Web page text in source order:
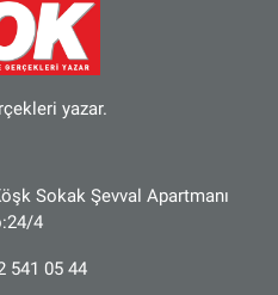
yazar.
Sokak Şevval Apartmanı
4
541 05 44